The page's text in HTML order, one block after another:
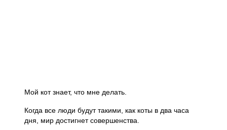
Мой кот знает, что мне делать.
Когда все люди будут такими, как коты в два часа
дня, мир достигнет совершенства.